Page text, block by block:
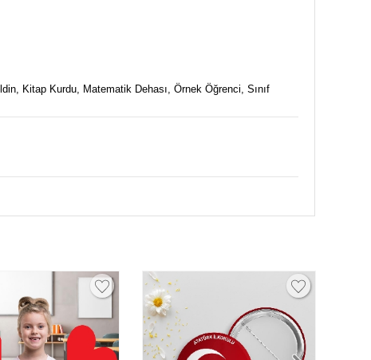
Kitap Kurdu, Matematik Dehası, Örnek Öğrenci, Sınıf